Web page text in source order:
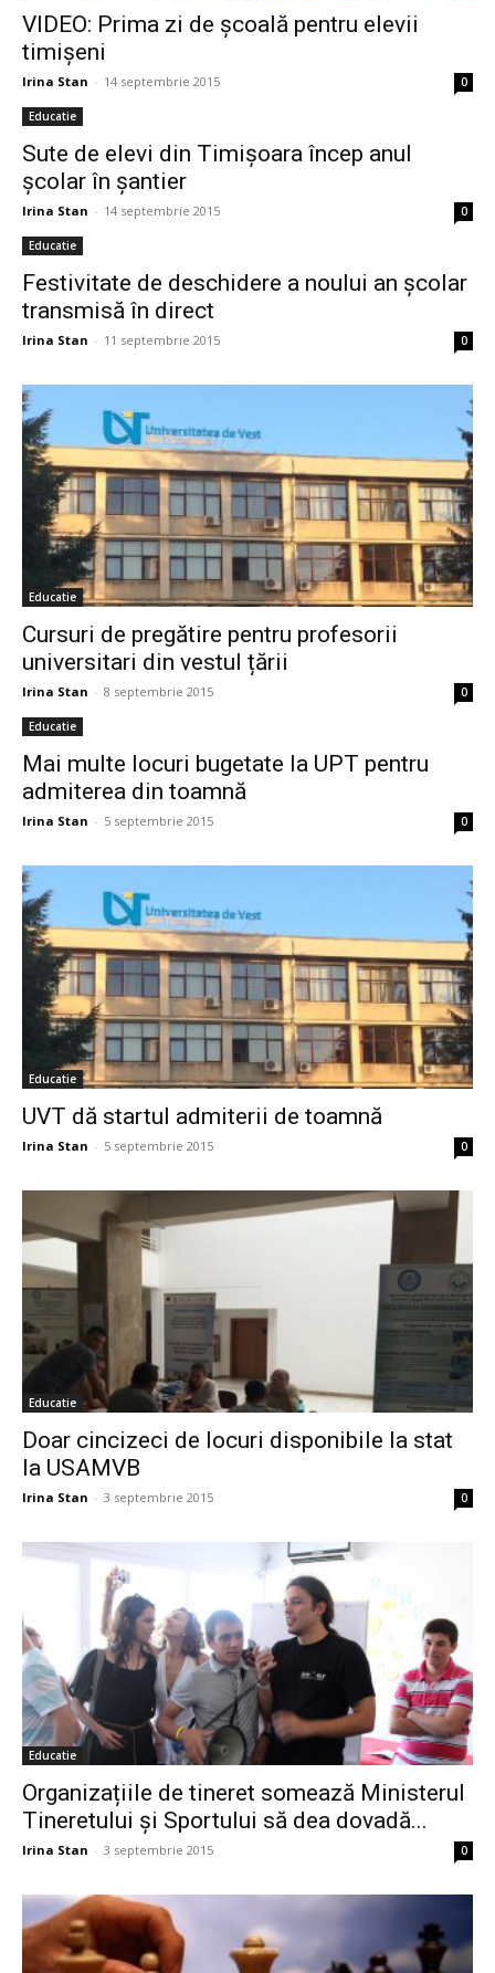
VIDEO: Prima zi de școală pentru elevii
timișeni
Irina Stan - 14 septembrie 2015 0
Educatie
Sute de elevi din Timișoara încep anul
școlar în șantier
Irina Stan - 14 septembrie 2015 0
Educatie
Festivitate de deschidere a noului an școlar
transmisă în direct
Irina Stan - 11 septembrie 2015 0
Educatie
Cursuri de pregătire pentru profesorii
universitari din vestul țării
Irina Stan - 8 septembrie 2015 0
Educatie
Mai multe locuri bugetate la UPT pentru
admiterea din toamnă
Irina Stan - 5 septembrie 2015 0
Educatie
UVT dă startul admiterii de toamnă
Irina Stan - 5 septembrie 2015 0
Educatie
Doar cincizeci de locuri disponibile la stat
la USAMVB
Irina Stan - 3 septembrie 2015 0
Educatie
Organizațiile de tineret somează Ministerul
Tineretului și Sportului să dea dovadă...
Irina Stan - 3 septembrie 2015 0